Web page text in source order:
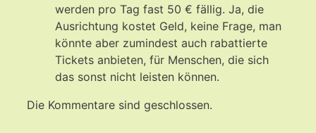
werden pro Tag fast 50 € fällig. Ja, die
Ausrichtung kostet Geld, keine Frage, man
könnte aber zumindest auch rabattierte
Tickets anbieten, für Menschen, die sich
das sonst nicht leisten können.
Die Kommentare sind geschlossen.